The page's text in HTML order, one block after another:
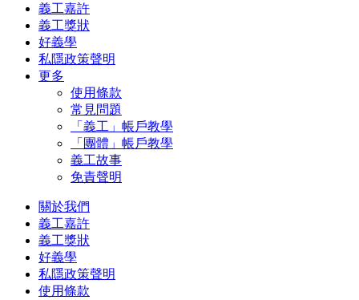
義工嘉許
義工獎狀
好義學
私隱政策聲明
更多
使用條款
常見問題
「義工」帳戶教學
「團體」帳戶教學
義工故事
免責聲明
關於我們
義工嘉許
義工獎狀
好義學
私隱政策聲明
使用條款